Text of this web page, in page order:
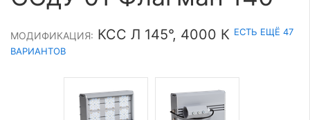
МОДИФИКАЦИЯ: КСС Л 145°, 4000 К ЕСТЬ ЕЩЁ 47
ВАРИАНТОВ